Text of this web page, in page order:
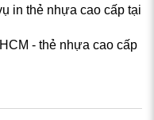
in thẻ nhựa cao cấp tại
- thẻ nhựa cao cấp